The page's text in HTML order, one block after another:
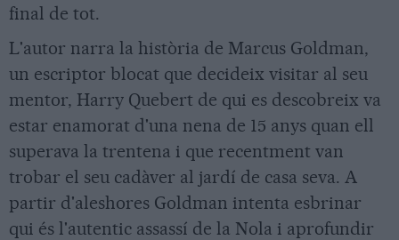
final de tot.
L'autor narra la història de Marcus Goldman,
un escriptor blocat que decideix visitar al seu
mentor, Harry Quebert de qui es descobreix va
estar enamorat d'una nena de 15 anys quan ell
superava la trentena i que recentment van
trobar el seu cadàver al jardí de casa seva. A
partir d'aleshores Goldman intenta esbrinar
qui és l'autentic assassí de la Nola i aprofundir